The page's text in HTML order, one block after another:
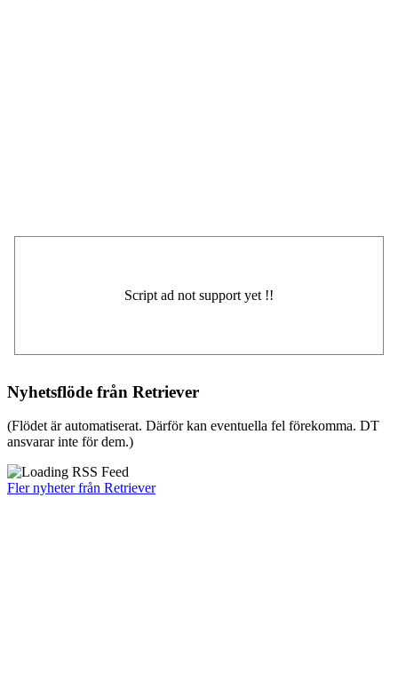
Nyhetsflöde från Retriever
(Flödet är automatiserat. Därför kan eventuella fel förekomma. DT
ansvarar inte för dem.)
Fler nyheter från Retriever